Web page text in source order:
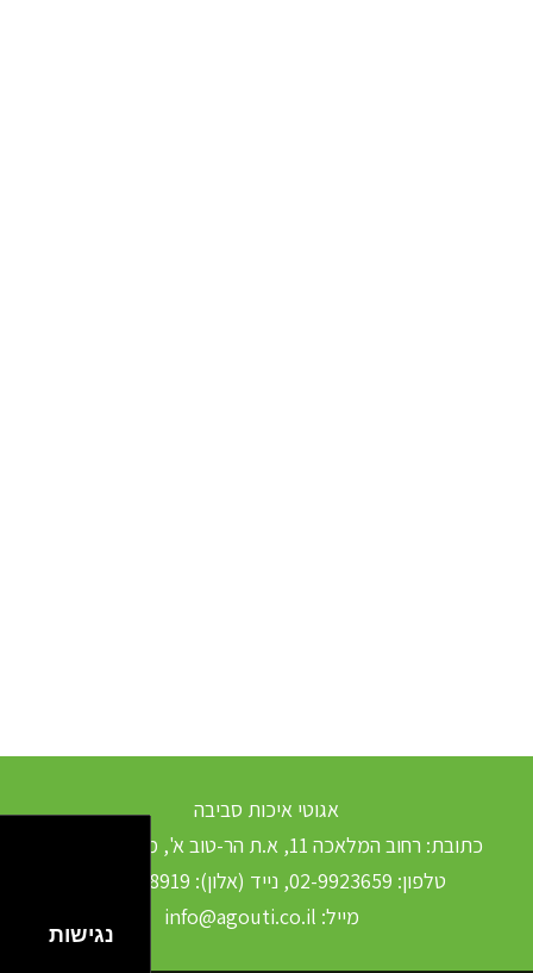
אגוטי איכות סביבה
כתובת: רחוב המלאכה 11, א.ת הר-טוב א', מ.א מטה יהודה
טלפון: 02-9923659, נייד (אלון): 050-5598919
מייל: info@agouti.co.il
נגישות